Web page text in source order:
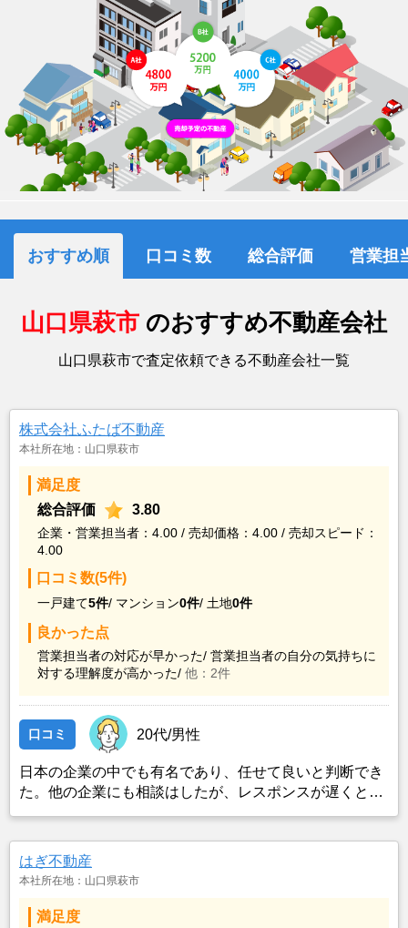
おすすめ順 口コミ数 総合評価 営業担
山口県萩市 のおすすめ不動産会社
山口県萩市で査定依頼できる不動産会社一覧
株式会社ふたば不動産
本社所在地：山口県萩市
満足度
総合評価
3.80
企業・営業担当者：4.00 / 売却価格：4.00 / 売却スピード：
4.00
口コミ数(5件)
一戸建て5件/ マンション0件/ 土地0件
良かった点
営業担当者の対応が早かった/ 営業担当者の自分の気持ちに
対する理解度が高かった/ 他：2件
口コミ 20代/男性
日本の企業の中でも有名であり、任せて良いと判断でき
た。他の企業にも相談はしたが、レスポンスが遅くとて
はぎ不動産
本社所在地：山口県萩市
満足度